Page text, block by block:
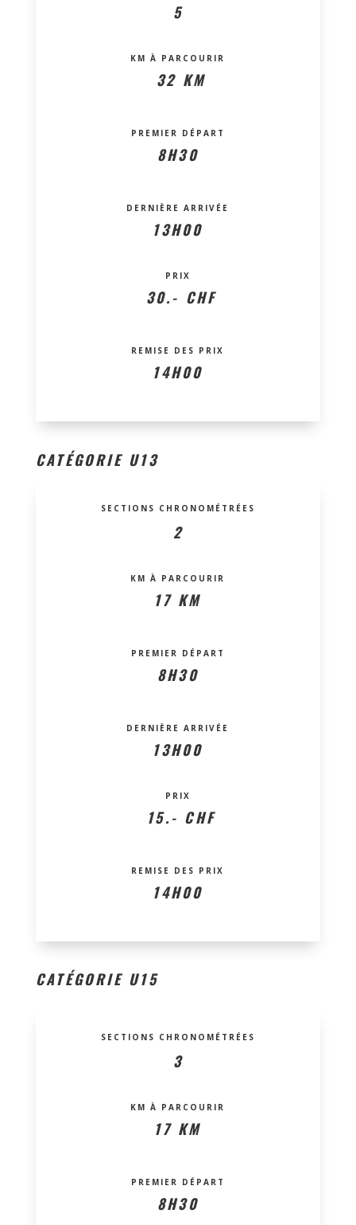
5
KM À PARCOURIR
32 KM
PREMIER DÉPART
8H30
DERNIÈRE ARRIVÉE
13H00
PRIX
30.- CHF
REMISE DES PRIX
14H00
CATÉGORIE U13
SECTIONS CHRONOMÉTRÉES
2
KM À PARCOURIR
17 KM
PREMIER DÉPART
8H30
DERNIÈRE ARRIVÉE
13H00
PRIX
15.- CHF
REMISE DES PRIX
14H00
CATÉGORIE U15
SECTIONS CHRONOMÉTRÉES
3
KM À PARCOURIR
17 KM
PREMIER DÉPART
8H30